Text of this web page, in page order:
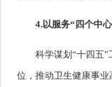
4.以服务“四个中
科学谋划“十四五
位，推动卫生健康事